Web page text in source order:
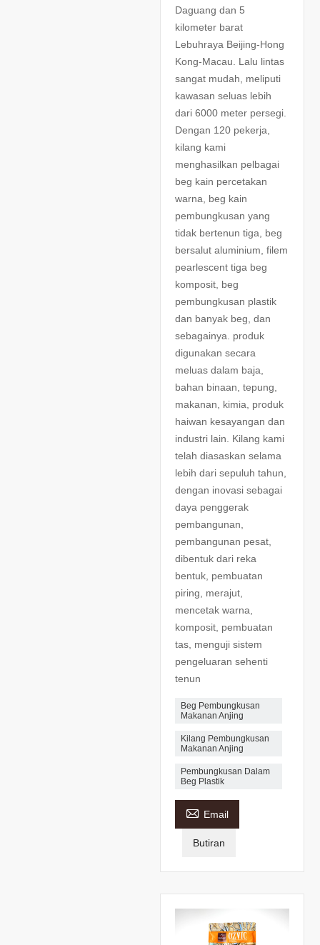
Daguang dan 5
kilometer barat
Lebuhraya Beijing-Hong
Kong-Macau. Lalu lintas
sangat mudah, meliputi
kawasan seluas lebih
dari 6000 meter persegi.
Dengan 120 pekerja,
kilang kami
menghasilkan pelbagai
beg kain percetakan
warna, beg kain
pembungkusan yang
tidak bertenun tiga, beg
bersalut aluminium, filem
pearlescent tiga beg
komposit, beg
pembungkusan plastik
dan banyak beg, dan
sebagainya. produk
digunakan secara
meluas dalam baja,
bahan binaan, tepung,
makanan, kimia, produk
haiwan kesayangan dan
industri lain. Kilang kami
telah diasaskan selama
lebih dari sepuluh tahun,
dengan inovasi sebagai
daya penggerak
pembangunan,
pembangunan pesat,
dibentuk dari reka
bentuk, pembuatan
piring, merajut,
mencetak warna,
komposit, pembuatan
tas, menguji sistem
pengeluaran sehenti
tenun
Beg Pembungkusan
Makanan Anjing
Kilang Pembungkusan
Makanan Anjing
Pembungkusan Dalam
Beg Plastik
 Email
Butiran